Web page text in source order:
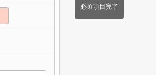
必須項目完了